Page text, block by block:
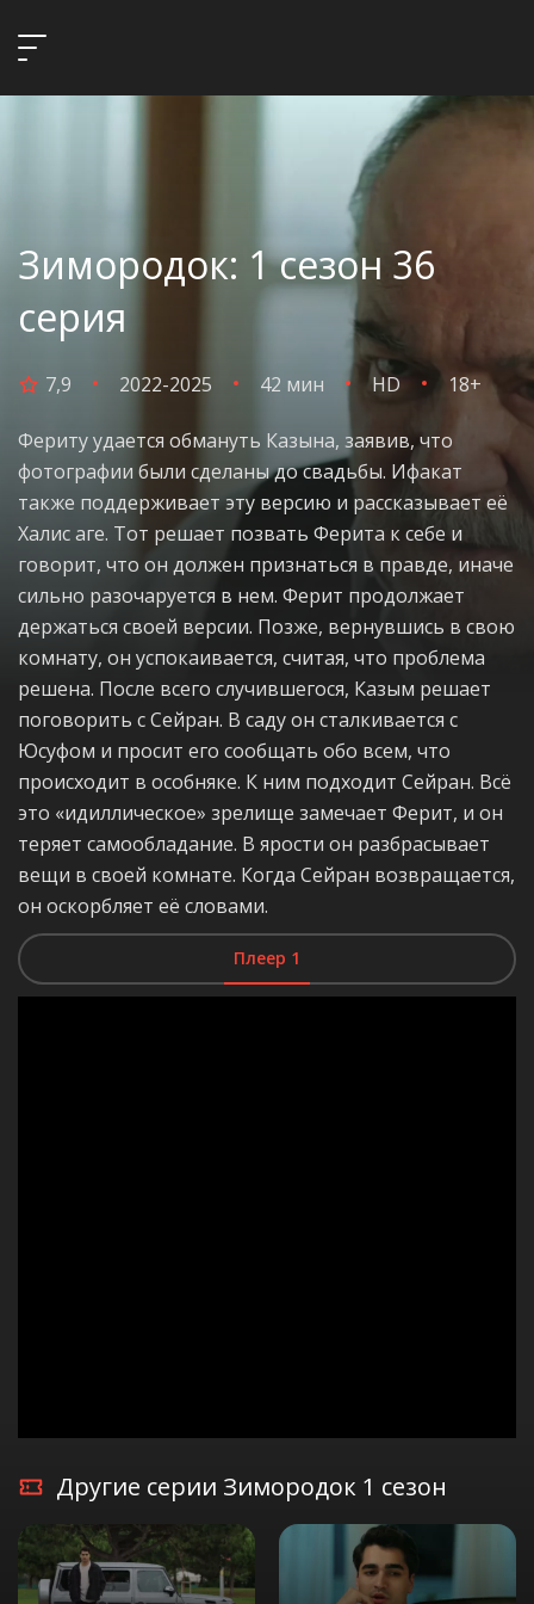
Зимородок: 1 сезон 36
серия
7,9 2022-2025 42 мин HD 18+
Фериту удается обмануть Казына, заявив, что
фотографии были сделаны до свадьбы. Ифакат
также поддерживает эту версию и рассказывает её
Халис аге. Тот решает позвать Ферита к себе и
говорит, что он должен признаться в правде, иначе
сильно разочаруется в нем. Ферит продолжает
держаться своей версии. Позже, вернувшись в свою
комнату, он успокаивается, считая, что проблема
решена. После всего случившегося, Казым решает
поговорить с Сейран. В саду он сталкивается с
Юсуфом и просит его сообщать обо всем, что
происходит в особняке. К ним подходит Сейран. Всё
это «идиллическое» зрелище замечает Ферит, и он
теряет самообладание. В ярости он разбрасывает
вещи в своей комнате. Когда Сейран возвращается,
он оскорбляет её словами.
Плеер 1
Другие серии Зимородок 1 сезон